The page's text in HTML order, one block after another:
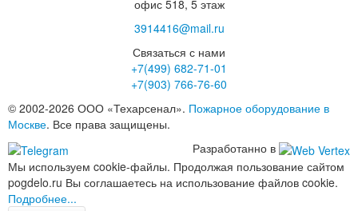
офис 518, 5 этаж
3914416@mail.ru
Связаться с нами
+7(499) 682-71-01
+7(903) 766-76-60
© 2002-2026 ООО «Техарсенал». Пожарное оборудование в
Москве. Все права защищены.
Разработанно в
Мы используем cookie-файлы. Продолжая пользование сайтом
pogdelo.ru Вы соглашаетесь на использование файлов cookie.
Подробнее...